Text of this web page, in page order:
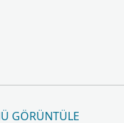
GÖRÜNTÜLE